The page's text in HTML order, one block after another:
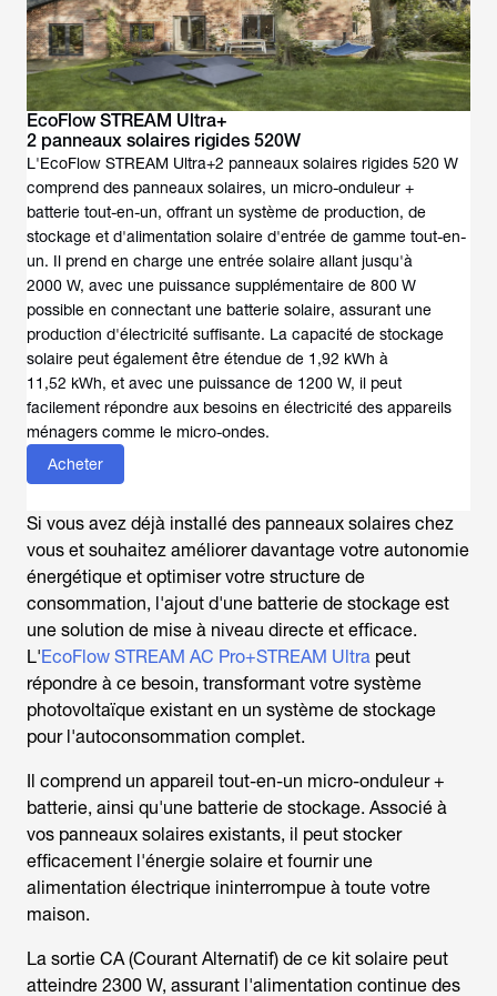
EcoFlow STREAM Ultra+
2 panneaux solaires rigides 520W
L'EcoFlow STREAM Ultra+2 panneaux solaires rigides 520 W
comprend des panneaux solaires, un micro-onduleur +
batterie tout-en-un, offrant un système de production, de
stockage et d'alimentation solaire d'entrée de gamme tout-en-
un. Il prend en charge une entrée solaire allant jusqu'à
2000 W, avec une puissance supplémentaire de 800 W
possible en connectant une batterie solaire, assurant une
production d'électricité suffisante. La capacité de stockage
solaire peut également être étendue de 1,92 kWh à
11,52 kWh, et avec une puissance de 1200 W, il peut
facilement répondre aux besoins en électricité des appareils
ménagers comme le micro-ondes.
Acheter
Si vous avez déjà installé des panneaux solaires chez
vous et souhaitez améliorer davantage votre autonomie
énergétique et optimiser votre structure de
consommation, l'ajout d'une batterie de stockage est
une solution de mise à niveau directe et efficace.
L'EcoFlow STREAM AC Pro+STREAM Ultra peut
répondre à ce besoin, transformant votre système
photovoltaïque existant en un système de stockage
pour l'autoconsommation complet.
Il comprend un appareil tout-en-un micro-onduleur +
batterie, ainsi qu'une batterie de stockage. Associé à
vos panneaux solaires existants, il peut stocker
efficacement l'énergie solaire et fournir une
alimentation électrique ininterrompue à toute votre
maison.
La sortie CA (Courant Alternatif) de ce kit solaire peut
atteindre 2300 W, assurant l'alimentation continue des